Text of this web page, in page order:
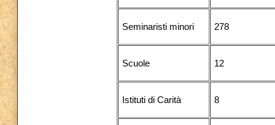
Seminaristi minori 278
Scuole 12
Istituti di Carità 8